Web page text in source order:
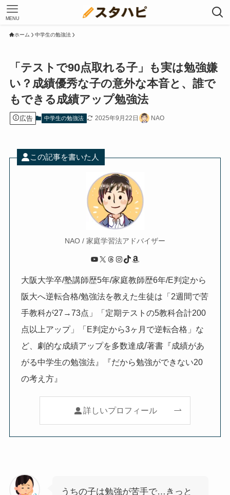
MENU
ホーム 中学生の勉強法
「テストで90点取れる子」も実は勉強嫌
い？成績優秀な子の意外な本音と、誰で
もできる成績アップ勉強法
広告 中学生の勉強法 2025年9月22日 NAO
この記事を書いた人
NAO / 家庭学習法アドバイザー
YouTube
X Threads
Instagram
TikTokAmazon
大阪大学卒/塾講師歴5年/家庭教師歴6年/E判定から
阪大へ逆転合格/勉強法を教えた生徒は「2週間で苦
手教科が27→73点」「定期テストの5教科合計200
点以上アップ」「E判定から3ヶ月で逆転合格」な
ど、劇的な成績アップを多数達成/著書『成績があ
がる中学生の勉強法』『だから勉強ができない20
の考え方』
詳しいプロフィール
うちの子は勉強が苦手で…きっと